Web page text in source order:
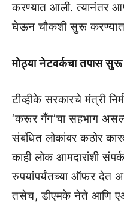
करण्यात आली. त्यानंतर
घेऊन चौकशी सुरू
मोठ्या नेटवर्कचा तपास सुरू
टीव्हीके सरकारचे मंत्री
‘करूर गँग’चा सहभाग
संबंधित लोकांवर कठोर
काही लोक आमदारांशी
रुपयांपर्यंतच्या ऑफर देत
तसेच, डीएमके नेते आणि